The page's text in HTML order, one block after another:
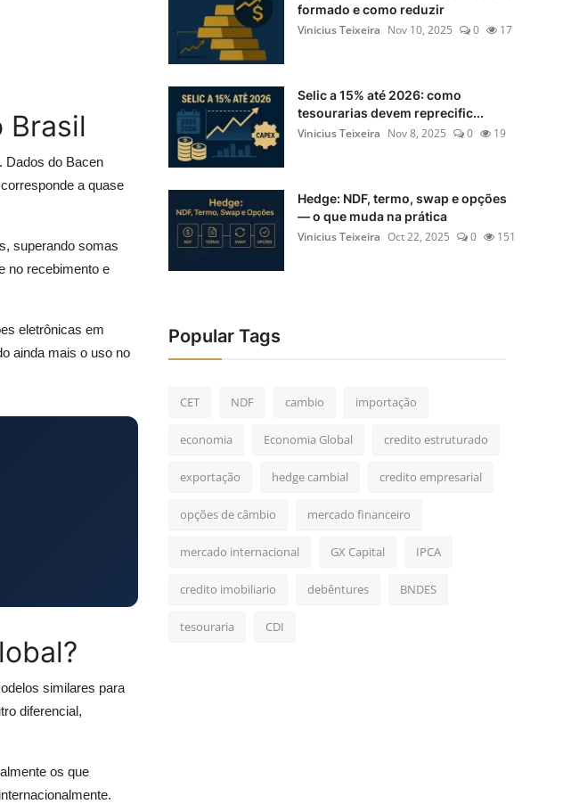
Brasil
Dados do Bacen
a quase
superando somas
no recebimento e
eletrônicas em
ainda mais o uso no
similares para
diferencial,
os que
formado e como reduzir
Vinicius Teixeira Nov 10, 2025 0 17
Selic a 15% até 2026: como
tesourarias devem reprecific...
Vinicius Teixeira Nov 8, 2025 0 19
Hedge: NDF, termo, swap e opções
— o que muda na prática
Vinicius Teixeira Oct 22, 2025 0 151
Popular Tags
CET NDF cambio importação
economia Economia Global credito estruturado
exportação hedge cambial credito empresarial
opções de câmbio mercado financeiro
mercado internacional GX Capital IPCA
credito imobiliario debêntures BNDES
tesouraria CDI